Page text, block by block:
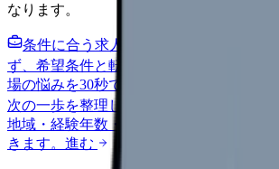
なります。
条件に合う求人通知を受け取る
外部転
ず、希望条件と転職時期を自社で預かりま
場の悩みを30秒で診断
辞めるべきか迷う
次の一歩を整理します。
給料コ
地域・経験年数・施設形態から、今の給
きます。 進む